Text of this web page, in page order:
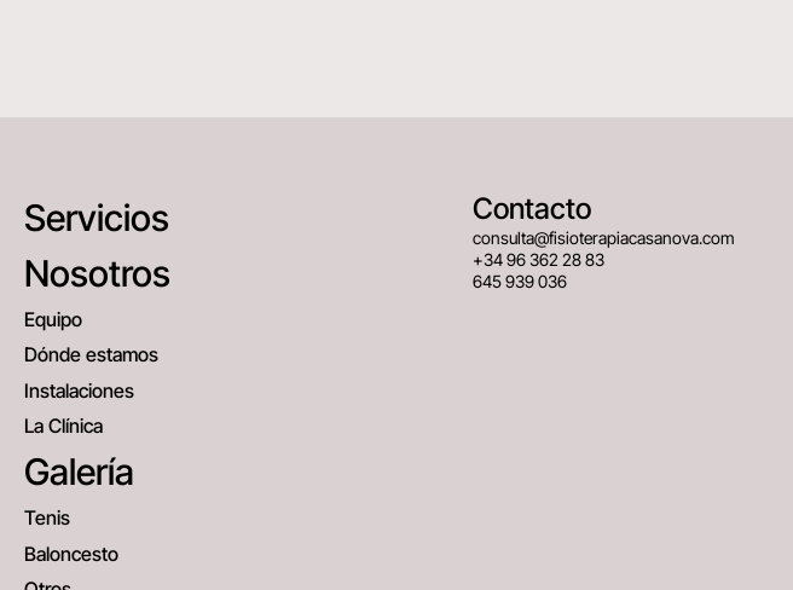
Servicios
Nosotros
Equipo
Dónde estamos
Instalaciones
La Clínica
Galería
Tenis
Baloncesto
Contacto
consulta@fisioterapiacasanova.com
+34 96 362 28 83
645 939 036